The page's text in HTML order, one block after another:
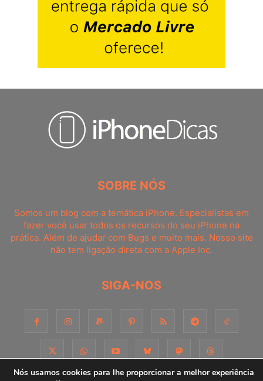
SOBRE NÓS
Somos um blog com a temática iPhone. Especialistas em
fazer você usar todos os recursos do seu iPhone na
prática. Além de ajudar com Bugs e muito mais. Nosso site
não tem ligação direta com a Apple Inc.
SIGA-NOS
Nós usamos cookies para lhe proporcionar a melhor experiência